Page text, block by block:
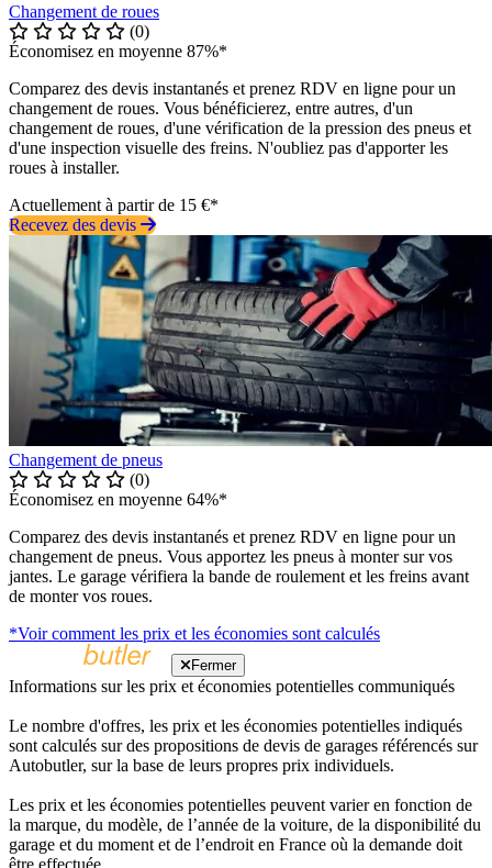
Changement de roues
(0)
Économisez en moyenne 87%*
Comparez des devis instantanés et prenez RDV en ligne pour un
changement de roues. Vous bénéficierez, entre autres, d'un
changement de roues, d'une vérification de la pression des pneus et
d'une inspection visuelle des freins. N'oubliez pas d'apporter les
roues à installer.
Actuellement à partir de 15 €*
Recevez des devis
Changement de pneus
(0)
Économisez en moyenne 64%*
Comparez des devis instantanés et prenez RDV en ligne pour un
changement de pneus. Vous apportez les pneus à monter sur vos
jantes. Le garage vérifiera la bande de roulement et les freins avant
de monter vos roues.
*Voir comment les prix et les économies sont calculés
Fermer
Informations sur les prix et économies potentielles communiqués
Le nombre d'offres, les prix et les économies potentielles indiqués
sont calculés sur des propositions de devis de garages référencés sur
Autobutler, sur la base de leurs propres prix individuels.
Les prix et les économies potentielles peuvent varier en fonction de
la marque, du modèle, de l’année de la voiture, de la disponibilité du
garage et du moment et de l’endroit en France où la demande doit
être effectuée.